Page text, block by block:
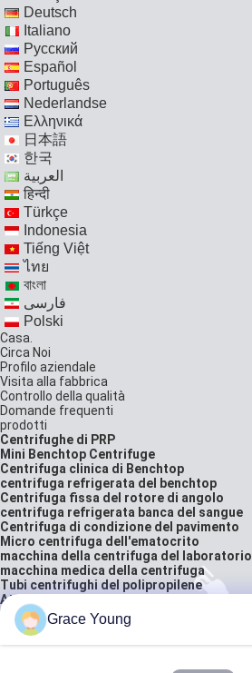
Deutsch
Italiano
Русский
Español
Português
Nederlandse
Ελληνικά
日本語
한국
العربية
हिन्दी
Türkçe
Indonesia
Tiếng Việt
ไทย
বাংলা
فارسی
Polski
Casa.
Circa Noi
Profilo aziendale
Visita alla fabbrica
Controllo della qualità
Domande frequenti
prodotti
Centrifughe di PRP
Mini Benchtop Centrifuge
Centrifuga clinica di Benchtop
centrifuga refrigerata del benchtop
Centrifuga fissa del rotore di angolo
centrifuga refrigerata banca del sangue
Centrifuga di condizione del pavimento
Micro centrifuga dell'ematocrito
macchina della centrifuga del laboratorio
macchina medica della centrifuga
Tubi centrifughi del polipropilene
Attrezzature di laboratorio biologiche
Saldatrice per tubi di sacche di sangue
bilancia analitica da laboratorio
soluzioni
Grace Young